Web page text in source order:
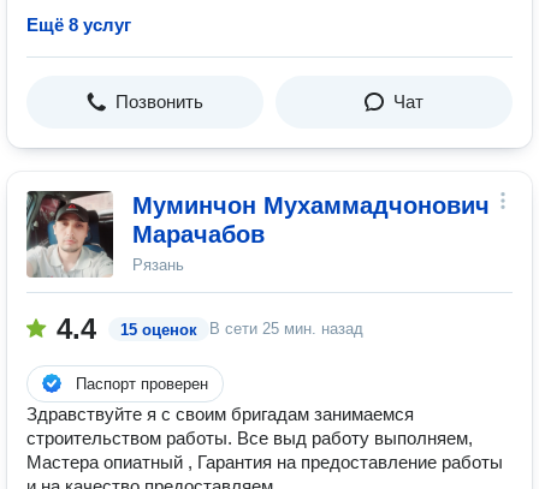
Ещё 8 услуг
Позвонить Чат
Муминчон Мухаммадчонович
Марачабов
Рязань
4.4 15 оценок В сети 25 мин. назад
Паспорт проверен
Здравствуйте я с своим бригадам занимаемся
строительством работы. Все выд работу выполняем,
Мастера опиатный , Гарантия на предоставление работы